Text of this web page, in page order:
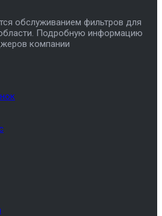
обслуживанием фильтров для
Подробную информацию
компании